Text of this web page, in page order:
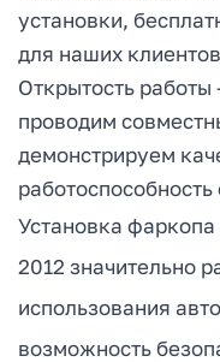
установки,
для наших
Открытость
проводим
демонстрируем
Установка
2012 значительно
использования
возможность